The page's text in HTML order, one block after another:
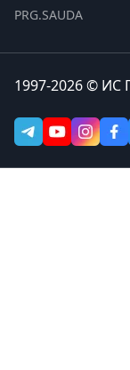
PRG.SAUDA
1997-2026 © ИС